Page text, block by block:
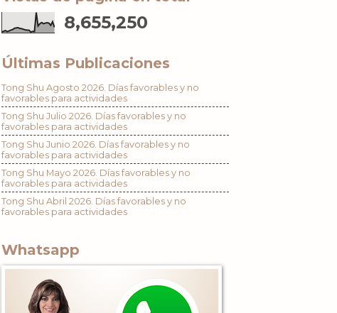
8,655,250
Últimas Publicaciones
Tong Shu Agosto 2026. Días favorables y no
favorables para actividades
Tong Shu Julio 2026. Días favorables y no
favorables para actividades
Tong Shu Junio 2026. Días favorables y no
favorables para actividades
Tong Shu Mayo 2026. Días favorables y no
favorables para actividades
Tong Shu Abril 2026. Días favorables y no
favorables para actividades
Whatsapp